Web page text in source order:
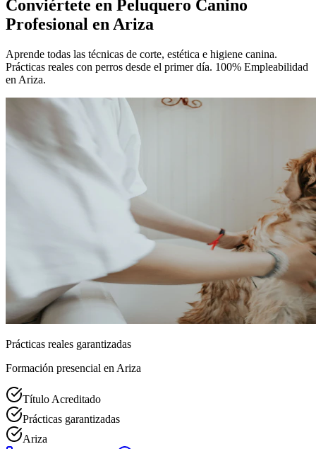
Conviértete en Peluquero Canino
Profesional en Ariza
Aprende todas las técnicas de corte, estética e higiene canina.
Prácticas reales con perros desde el primer día. 100% Empleabilidad
en Ariza.
Prácticas reales garantizadas
Formación presencial en Ariza
Título Acreditado
Prácticas garantizadas
Ariza